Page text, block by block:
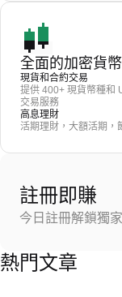
全面的加密貨
現貨和合約交易
提供 400+ 現貨幣種和
交易服務
高息理財
活期理財，大額活期，
註冊即賺
今日註冊解鎖獨
熱門文章